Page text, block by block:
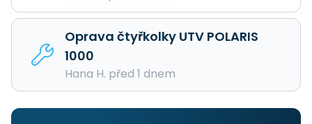
Oprava čtyřkolky UTV POLARIS
1000
Hana H. před 1 dnem